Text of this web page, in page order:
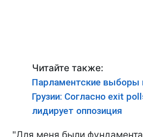
Читайте также:
Парламентские выборы
Грузии: Согласно exit
лидирует оппозиция